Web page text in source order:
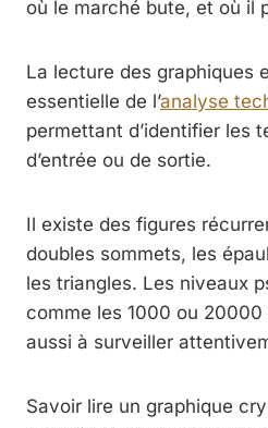
où le marché bute, et où il
La lecture des graphiques
essentielle de l’analyse
permettant d’identifier les
d’entrée ou de sortie.
Il existe des figures
doubles sommets, les
les triangles. Les niveaux
comme les 1000 ou
aussi à surveiller
Savoir lire un graphique